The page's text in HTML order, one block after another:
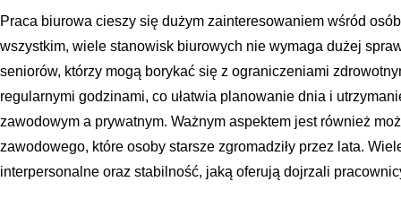
Praca biurowa cieszy się dużym zainteresowaniem wśród
wszystkim, wiele stanowisk biurowych nie wymaga dużej
seniorów, którzy mogą borykać się z ograniczeniami
regularnymi godzinami, co ułatwia planowanie dnia i
zawodowym a prywatnym. Ważnym aspektem jest również
zawodowego, które osoby starsze zgromadziły przez lata.
interpersonalne oraz stabilność, jaką oferują dojrzali